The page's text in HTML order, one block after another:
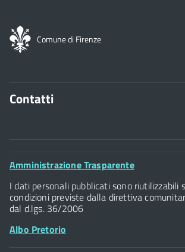
Comune di Firenze
Contatti
Comune di Firenze
Palazzo Vecchio
Piazza della Signoria - 50122, Firenze
P.IVA 01307110484
Footer
Amministrazione Trasparente
I dati personali pubblicati sono riutilizzabili
condizioni previste dalla direttiva
dal d.lgs. 36/2006
Albo Pretorio